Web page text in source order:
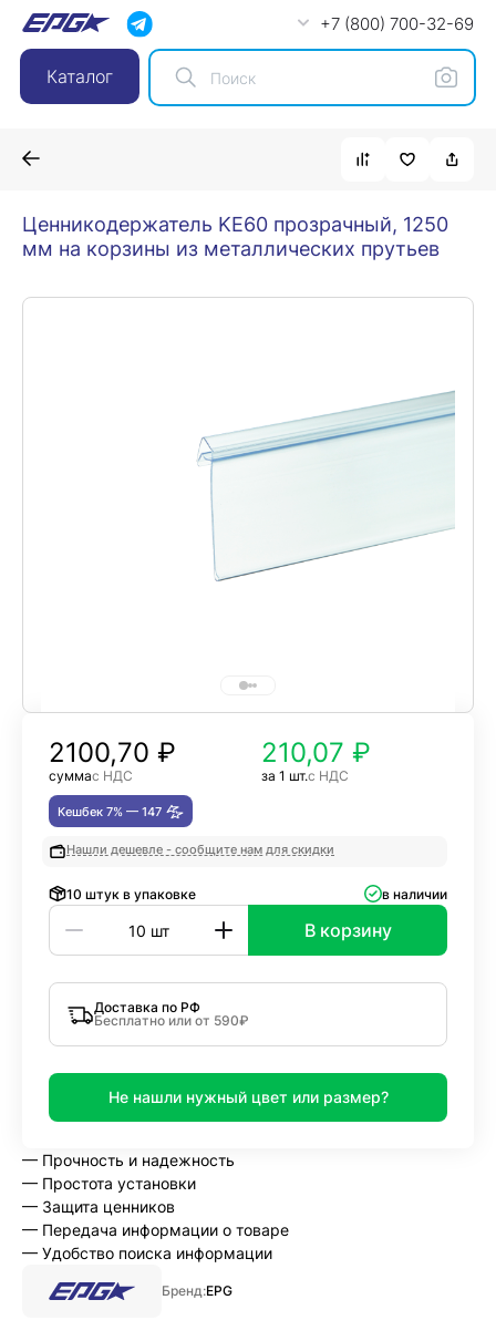
+7 (800) 700-32-69
Каталог
Ценникодержатель KE60 прозрачный, 1250
мм на корзины из металлических прутьев
2100,70 ₽
суммас НДС
210,07 ₽
за 1 шт.с НДС
Кешбек 7% — 147
Нашли дешевле - сообщите нам для скидки
10 штук в упаковке в наличии
В корзину
Доставка по РФ
Бесплатно или от 590₽
Не нашли нужный цвет или размер?
— Прочность и надежность
— Простота установки
— Защита ценников
— Передача информации о товаре
— Удобство поиска информации
Бренд:EPG